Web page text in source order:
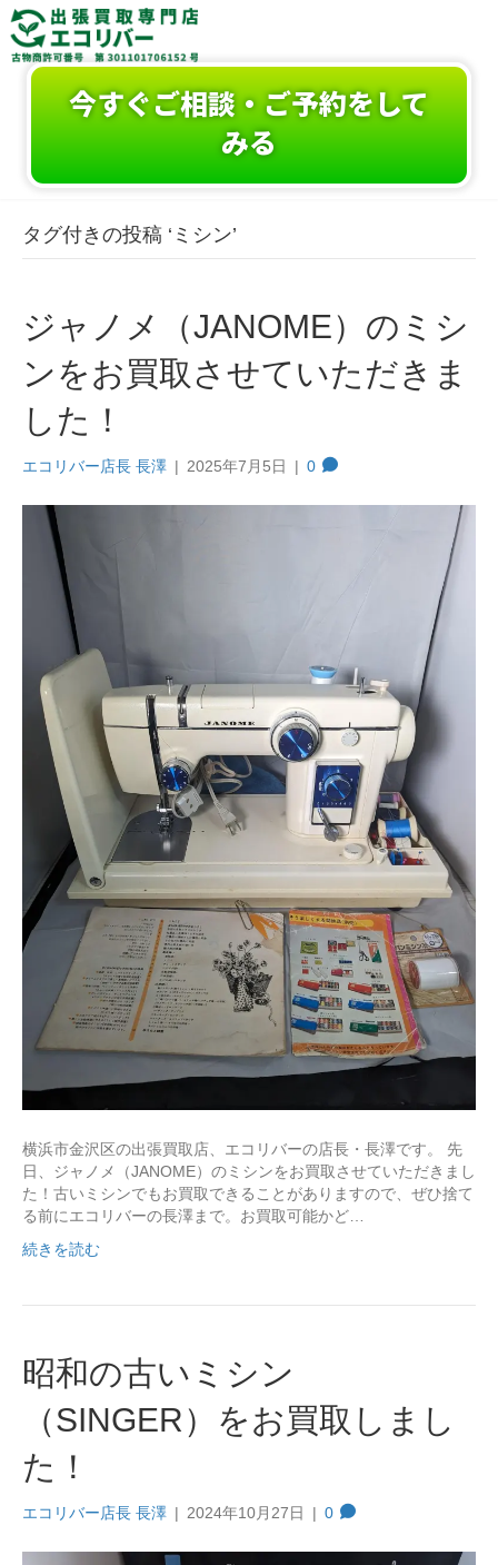
今すぐご相談・ご予約をして
みる
タグ付きの投稿 ‘ミシン’
ジャノメ（JANOME）のミシ
ンをお買取させていただきま
した！
エコリバー店長 長澤 | 2025年7月5日 | 0
横浜市金沢区の出張買取店、エコリバーの店長・長澤です。 先
日、ジャノメ（JANOME）のミシンをお買取させていただきまし
た！古いミシンでもお買取できることがありますので、ぜひ捨て
る前にエコリバーの長澤まで。お買取可能かど…
続きを読む
昭和の古いミシン
（SINGER）をお買取しまし
た！
エコリバー店長 長澤 | 2024年10月27日 | 0